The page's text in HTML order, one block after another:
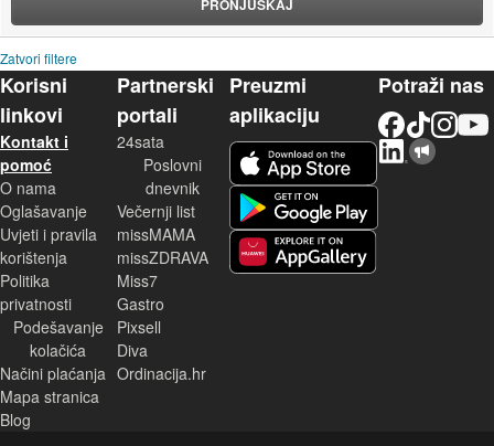
PRONJUŠKAJ
Zatvori filtere
Korisni
linkovi
Kontakt i
pomoć
O nama
Oglašavanje
Uvjeti i pravila
korištenja
Politika
privatnosti
Podešavanje
kolačića
Načini plaćanja
Mapa stranica
Blog
Partnerski
portali
24sata
Poslovni
dnevnik
Večernji list
missMAMA
missZDRAVA
Miss7
Gastro
Pixsell
Diva
Ordinacija.hr
Preuzmi
aplikaciju
Potraži nas